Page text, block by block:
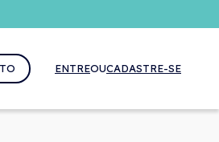
ENTREOUCADASTRE-SE